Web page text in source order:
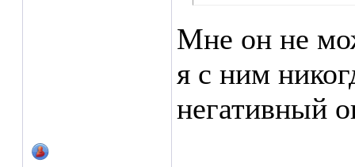
Мне он не
я с ним
негативный